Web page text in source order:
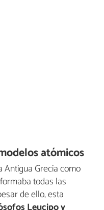
atómicos
Antigua Grecia como
todas las
de ello, esta